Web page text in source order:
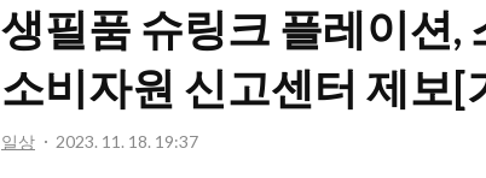
생필품 슈링크 플레이션,
소비자원 신고센터 제보[
일상 2023. 11. 18. 19:37